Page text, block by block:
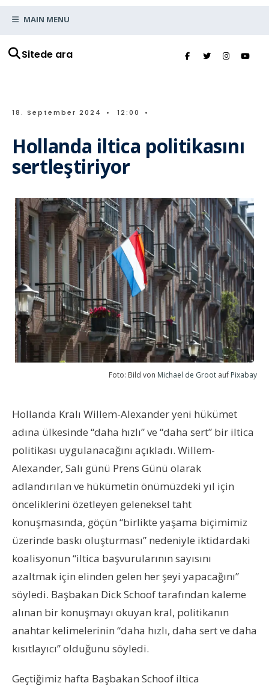
Sitede ara
MAIN MENU
18. September 2024 • 12:00 •
Hollanda iltica politikasını
sertleştiriyor
Foto: Bild von Michael de Groot auf Pixabay
Hollanda Kralı Willem-Alexander yeni hükümet
adına ülkesinde “daha hızlı” ve “daha sert” bir iltica
politikası uygulanacağını açıkladı. Willem-
Alexander, Salı günü Prens Günü olarak
adlandırılan ve hükümetin önümüzdeki yıl için
önceliklerini özetleyen geleneksel taht
konuşmasında, göçün “birlikte yaşama biçimimiz
üzerinde baskı oluşturması” nedeniyle iktidardaki
koalisyonun “iltica başvurularının sayısını
azaltmak için elinden gelen her şeyi yapacağını”
söyledi. Başbakan Dick Schoof tarafından kaleme
alınan bir konuşmayı okuyan kral, politikanın
anahtar kelimelerinin “daha hızlı, daha sert ve daha
kısıtlayıcı” olduğunu söyledi.
Geçtiğimiz hafta Başbakan Schoof iltica